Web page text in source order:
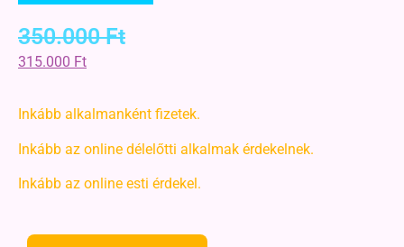
350.000Ft
315.000 Ft
Inkább alkalmanként fizetek.
Inkább az online délelőtti alkalmak érdekelnek.
Inkább az online esti érdekel.